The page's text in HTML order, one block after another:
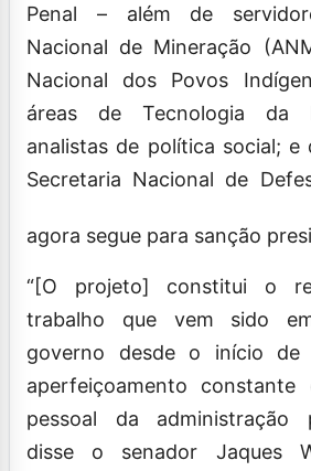
Penal – além de
Nacional de Mineração
Nacional dos Povos
áreas de Tecnologia da
analistas de política social; e
Secretaria Nacional de
agora segue para sanção
“[O projeto] constitui o
trabalho que vem sido
governo desde o início de
aperfeiçoamento
pessoal da administração
disse o senador Jaques